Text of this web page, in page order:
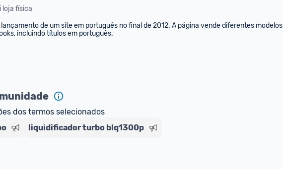
loja física
de um site em português no final de 2012. A página vende diferentes modelos
incluindo títulos em português.
dos termos selecionados
liquidificador turbo blq1300p